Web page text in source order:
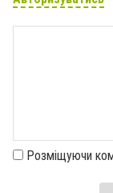
Розміщуючи